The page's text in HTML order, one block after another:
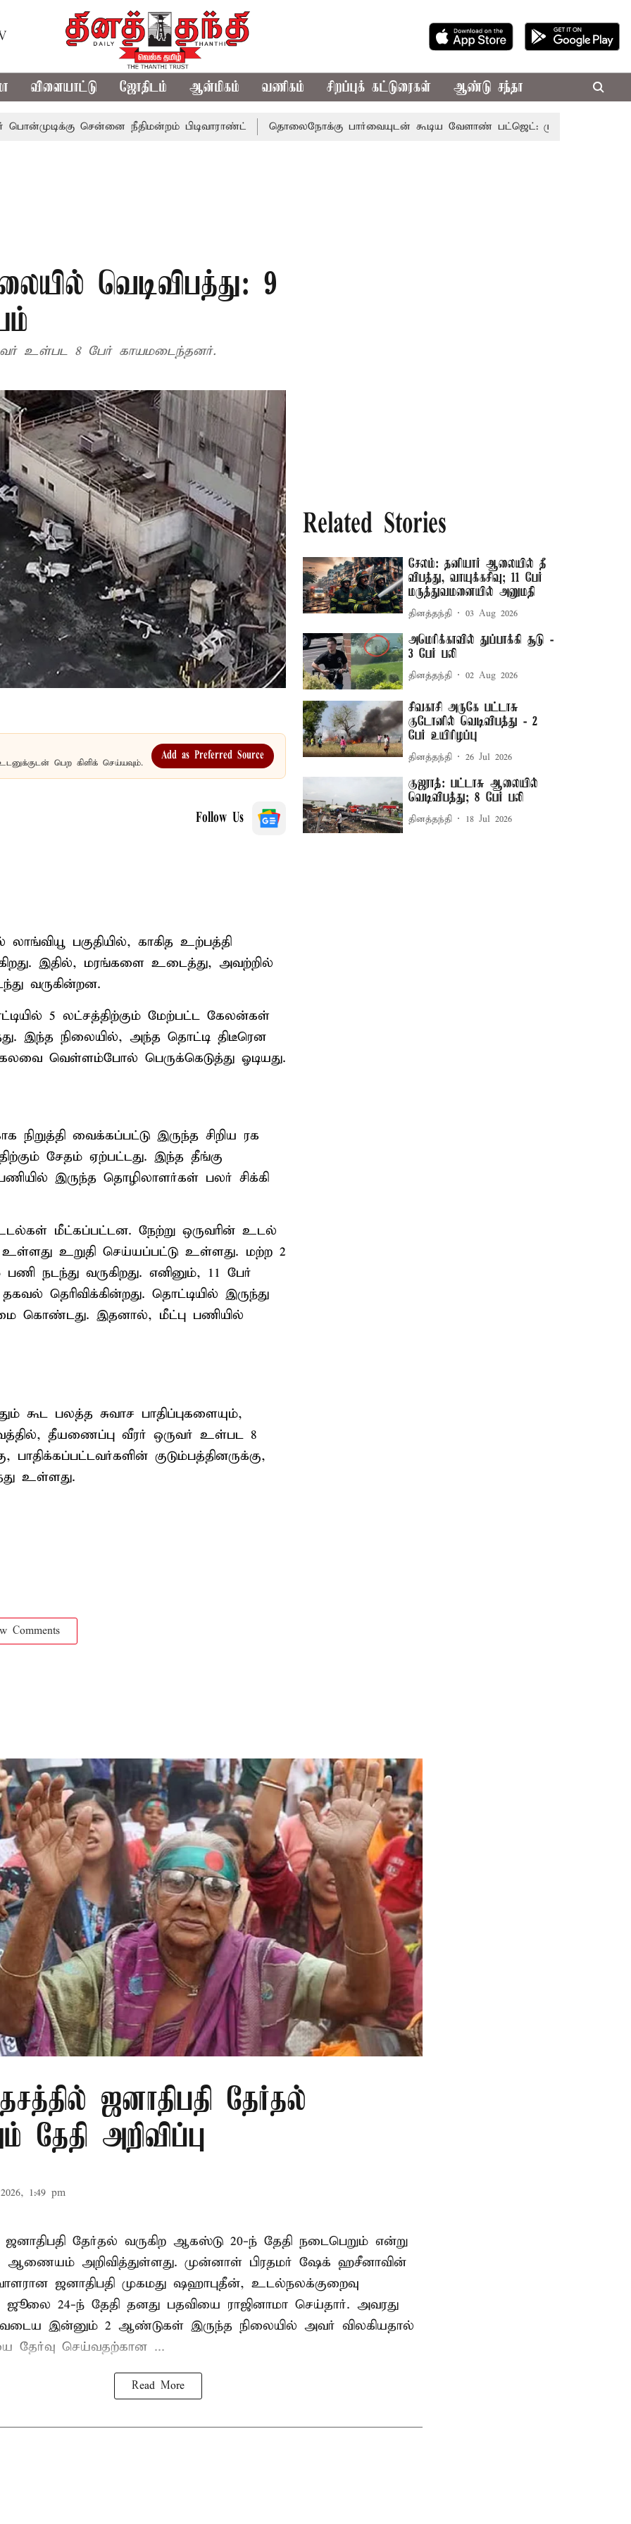
விளையாட்டு ஜோதிடம் ஆன்மிகம் வணிகம் சிறப்புக் கட்டுரைகள் ஆண்டு சந்தா
சென்னை நீதிமன்றம் பிடிவாராண்ட் தொலைநோக்கு பார்வையுடன் கூடிய வேளாண் பட்ஜெட்: முதல்-அமைச்சர் விஜய்
வெடிவிபத்து: 9
உள்பட 8 பேர் காயமடைந்தனர்.
பெற கிளிக் செய்யவும்.
Add as Preferred Source
Follow Us
பகுதியில், காகித உற்பத்தி
இதில், மரங்களை உடைத்து, அவற்றில்
வருகின்றன.
5 லட்சத்திற்கும் மேற்பட்ட கேலன்கள்
இந்த நிலையில், அந்த தொட்டி திடீரென
வெள்ளம்போல் பெருக்கெடுத்து ஓடியது.
நிறுத்தி வைக்கப்பட்டு இருந்த சிறிய ரக
சேதம் ஏற்பட்டது. இந்த தீங்கு
இருந்த தொழிலாளர்கள் பலர் சிக்கி
மீட்கப்பட்டன. நேற்று ஒருவரின் உடல்
உள்ளது உறுதி செய்யப்பட்டு உள்ளது. மற்ற 2
நடந்து வருகிறது. எனினும், 11 பேர்
தெரிவிக்கின்றது. தொட்டியில் இருந்து
கொண்டது. இதனால், மீட்பு பணியில்
கூட பலத்த சுவாச பாதிப்புகளையும்,
தீயணைப்பு வீரர் ஒருவர் உள்பட 8
குடும்பத்தினருக்கு,
உள்ளது.
Comments
Related Stories
சேலம்: தனியார் ஆலையில் தீ
விபத்து, வாயுக்கசிவு; 11 பேர்
மருத்துவமனையில் அனுமதி
தினத்தந்தி 03 Aug 2026
அமெரிக்காவில் துப்பாக்கி சூடு -
3 பேர் பலி
தினத்தந்தி 02 Aug 2026
சிவகாசி அருகே பட்டாசு
குடோனில் வெடிவிபத்து - 2
பேர் உயிரிழப்பு
தினத்தந்தி 26 Jul 2026
குஜராத்: பட்டாசு ஆலையில்
வெடிவிபத்து; 8 பேர் பலி
தினத்தந்தி 18 Jul 2026
ஜனாதிபதி தேர்தல்
தேதி அறிவிப்பு
1:49 pm
தேர்தல் வருகிற ஆகஸ்டு 20-ந் தேதி நடைபெறும் என்று
ஆணையம் அறிவித்துள்ளது. முன்னாள் பிரதமர் ஷேக் ஹசீனாவின்
ஜனாதிபதி முகமது ஷஹாபுதீன், உடல்நலக்குறைவு
24-ந் தேதி தனது பதவியை ராஜினாமா செய்தார். அவரது
இன்னும் 2 ஆண்டுகள் இருந்த நிலையில் அவர் விலகியதால்
தேர்வு செய்வதற்கான ...
Read More